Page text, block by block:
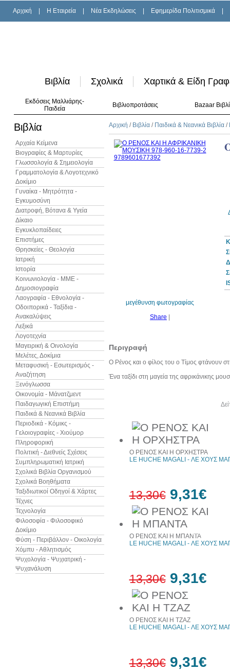
Αρχική H Εταιρεία Νέα Εκδηλώσεις Εφημερίδα Πολιτισμικά
Βιβλία Σχολικά Χαρτικά & Είδη
Εκδόσεις Μαλλιάρης-
Παιδεία
Βιβλιοπροτάσεις Bazaar
Βιβλία
Αρχαία Κείμενα
Βιογραφίες & Μαρτυρίες
Γλωσσολογία & Σημειολογία
Γραμματολογία & Λογοτεχνικό
Δοκίμιο
Γυναίκα - Μητρότητα -
Εγκυμοσύνη
Διατροφή, Βότανα & Υγεία
Δίκαιο
Εγκυκλοπαίδειες
Επιστήμες
Θρησκείες - Θεολογία
Ιατρική
Ιστορία
Κοινωνιολογία - ΜΜΕ -
Δημοσιογραφία
Λαογραφία - Εθνολογία -
Οδοιπορικά - Ταξίδια -
Ανακαλύψεις
Λεξικά
Λογοτεχνία
Μαγειρική & Οινολογία
Μελέτες, Δοκίμια
Μεταφυσική - Εσωτερισμός -
Αναζήτηση
Ξενόγλωσσα
Οικονομία - Μάνατζμεντ
Παιδαγωγική Επιστήμη
Παιδικά & Νεανικά Βιβλία
Περιοδικά - Κόμικς -
Γελοιογραφίες - Χιούμορ
Πληροφορική
Πολιτική - Διεθνείς Σχέσεις
Συμπληρωματική Ιατρική
Σχολικά Βιβλία Οργανισμού
Σχολικά Βοηθήματα
Ταξιδιωτικοί Οδηγοί & Χάρτες
Τέχνες
Τεχνολογία
Φιλοσοφία - Φιλοσοφικό
Δοκίμιο
Φύση - Περιβάλλον - Οικολογία
Χόμπυ - Αθλητισμός
Ψυχολογία - Ψυχιατρική -
Ψυχανάλυση
Αρχική / Βιβλία / Παιδικά & Νεανικά Βιβλία /
μεγέθυνση φωτογραφίας
Share
Περιγραφή
Ο Ρένος και ο φίλος του ο Τίμος φτάνουν
Ένα ταξίδι στη μαγεία της αφρικάνικης
έκπτωση
web
Ο ΡΕΝΟΣ ΚΑΙ Η ΟΡΧΗΣΤΡΑ
LE HUCHE MAGALI - ΛΕ ΧΟΥΣ
13,30€ 9,31€
Ο ΡΕΝΟΣ ΚΑΙ Η ΜΠΑΝΤΑ
LE HUCHE MAGALI - ΛΕ ΧΟΥΣ
13,30€ 9,31€
Ο ΡΕΝΟΣ ΚΑΙ Η ΤΖΑΖ
LE HUCHE MAGALI - ΛΕ ΧΟΥΣ
13,30€ 9,31€